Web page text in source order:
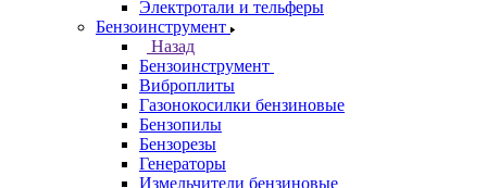
Электротали и тельферы
Бензоинструмент
Назад
Бензоинструмент
Виброплиты
Газонокосилки бензиновые
Бензопилы
Бензорезы
Генераторы
Измельчители бензиновые